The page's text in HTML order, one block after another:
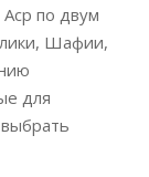
по двум
Шафии,
для